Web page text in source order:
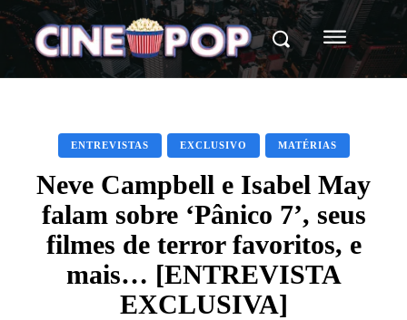
ENTREVISTAS EXCLUSIVO MATÉRIAS
Neve Campbell e Isabel May
falam sobre ‘Pânico 7’, seus
filmes de terror favoritos, e
mais… [ENTREVISTA
EXCLUSIVA]